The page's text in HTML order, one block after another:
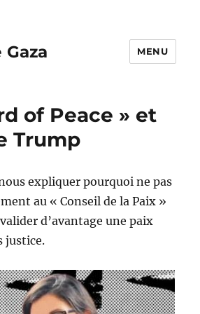
Gaza MENU
of Peace » et
Trump
expliquer pourquoi ne pas
au « Conseil de la Paix »
d’avantage une paix
justice.